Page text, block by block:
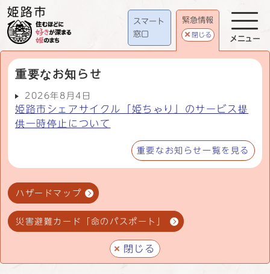
スマート
窓口
緊急情報
閉じる
重要なお知らせ
2026年8月4日
姫路市シェアサイクル「姫ちゃり」のサービス提
供一時停止について
重要なお知らせ一覧を見る
ハザードマップ
災害避難カード「命のパスポート」
閉じる
メニュー